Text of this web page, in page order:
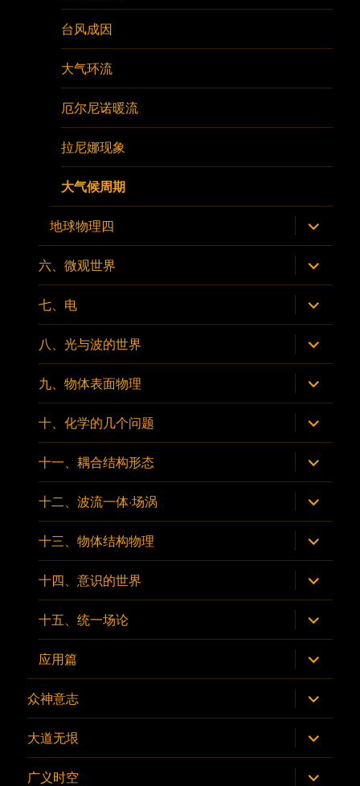
台风成因
大气环流
厄尔尼诺暖流
拉尼娜现象
大气候周期
地球物理四 展
开
子
菜
单
六、微观世界 展
开
子
菜
单
七、电 展
开
子
菜
单
八、光与波的世界 展
开
子
菜
单
九、物体表面物理 展
开
子
菜
单
十、化学的几个问题 展
开
子
菜
单
十一、耦合结构形态 展
开
子
菜
单
十二、波流一体·场涡 展
开
子
菜
单
十三、物体结构物理 展
开
子
菜
单
十四、意识的世界 展
开
子
菜
单
十五、统一场论 展
开
子
菜
单
应用篇 展
开
子
菜
单
众神意志 展
开
子
菜
单
大道无垠 展
开
子
菜
广义时空 展